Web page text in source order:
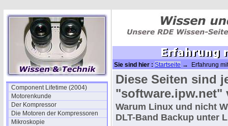
Component Lifetime (2004)
Motorenkunde
Der Kompressor
Die Motoren der Kompressoren
Mikroskopie
Sie sind hier : Startseite → Erfahrung
Diese Seiten sind
"software.ipw.net"
Warum Linux und nicht
DLT-Band Backup unter